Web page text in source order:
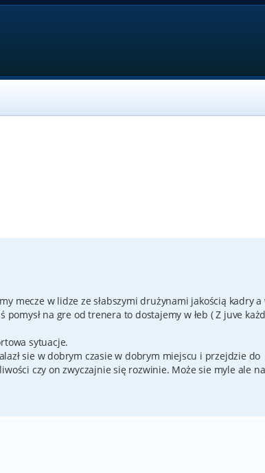
mecze w lidze ze słabszymi drużynami jakością kadry a
na gre od trenera to dostajemy w łeb ( Z juve
sytuacje.
sie w dobrym czasie w dobrym miejscu i przejdzie do
czy on zwyczajnie się rozwinie. Może sie myle ale na